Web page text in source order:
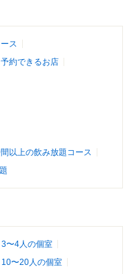
ス
約できるお店
以上の飲み放題コース
3〜4人の個室
10〜20人の個室